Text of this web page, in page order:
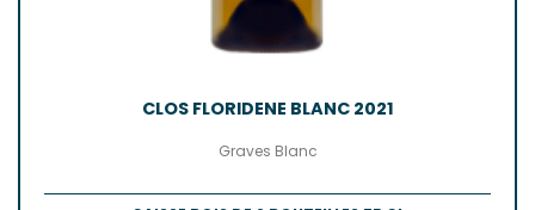
CLOS FLORIDENE BLANC 2021
Graves Blanc